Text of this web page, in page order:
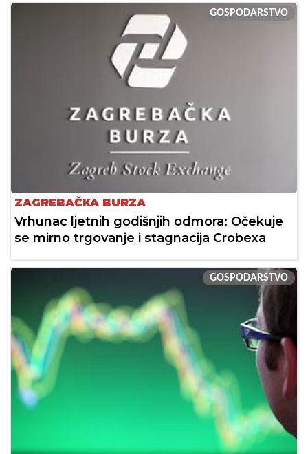
GOSPODARSTVO
ZAGREBAČKA BURZA
Vrhunac ljetnih godišnjih odmora: Očekuje
se mirno trgovanje i stagnacija Crobexa
GOSPODARSTVO